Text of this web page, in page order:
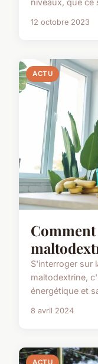
niveaux, que ce
12 octobre 2023
ACTU
S'interroger sur
maltodextrine,
énergétique et
8 avril 2024
ACTU